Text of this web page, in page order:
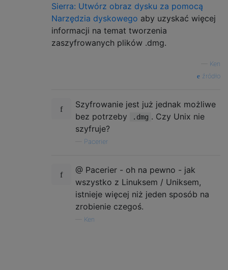
Sierra: Utwórz obraz dysku za pomocą
Narzędzia dyskowego aby uzyskać więcej
informacji na temat tworzenia
zaszyfrowanych plików .dmg.
Ken
źródło
Szyfrowanie jest już jednak możliwe
bez potrzeby
.dmg . Czy Unix nie
szyfruje?
Pacerier
@ Pacerier - oh na pewno - jak
wszystko z Linuksem / Uniksem,
istnieje więcej niż jeden sposób na
zrobienie czegoś.
Ken